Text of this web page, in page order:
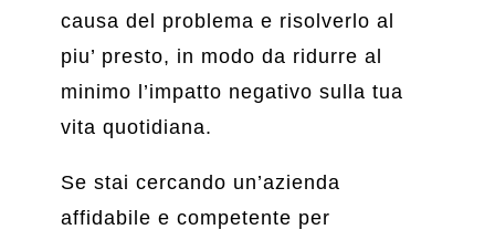
causa del problema e risolverlo al
piu’ presto, in modo da ridurre al
minimo l’impatto negativo sulla tua
vita quotidiana.
Se stai cercando un’azienda
affidabile e competente per